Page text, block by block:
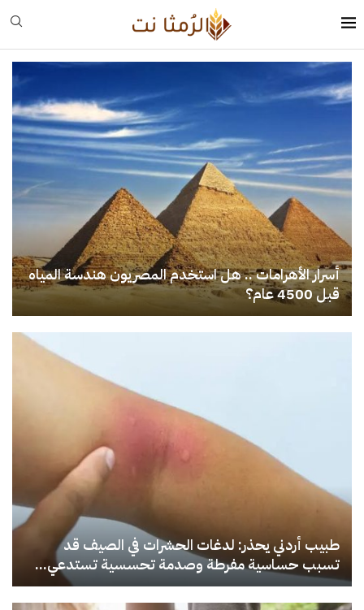
أسرار الأهرامات .. هل استخدم المصريون هندسة المياه
قبل 4500 عام؟
طبيب أردني يحذر: لدغات الحشرات في الصيف قد
تسبب حساسية مفرطة وصدمة تحسسية تستدعي...